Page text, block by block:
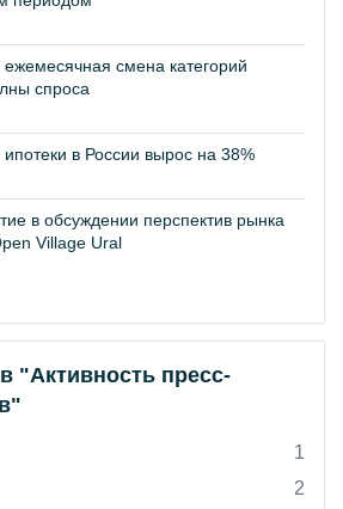
смена категорий
спроса
в России вырос на 38%
в обсуждении перспектив рынка
Village Ural
"Активность пресс-
1
2